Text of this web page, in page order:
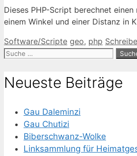
Dieses PHP-Script berechnet
einem Winkel und einer Distanz in
Kategorien
Software/Scripte Schlagwörter
geo, php
Suche
Neueste Beiträge
Gau Daleminzi
Gau Chutizi
Biberschwanz-Wolke
Linksammlung für